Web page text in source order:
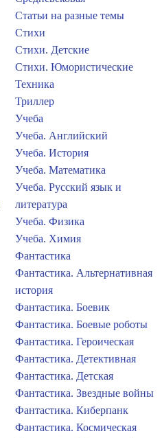
Статьи на разные темы
Стихи
Стихи. Детские
Стихи. Юмористические
Техника
Триллер
Учеба
Учеба. Английский
Учеба. История
Учеба. Математика
Учеба. Русский язык и
литература
Учеба. Физика
Учеба. Химия
Фантастика
Фантастика. Альтернативная
история
Фантастика. Боевик
Фантастика. Боевые роботы
Фантастика. Героическая
Фантастика. Детективная
Фантастика. Детская
Фантастика. Звездные войны
Фантастика. Киберпанк
Фантастика. Космическая